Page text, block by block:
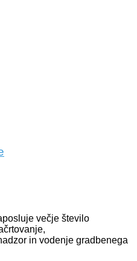
večje število
in vodenje gradbenega